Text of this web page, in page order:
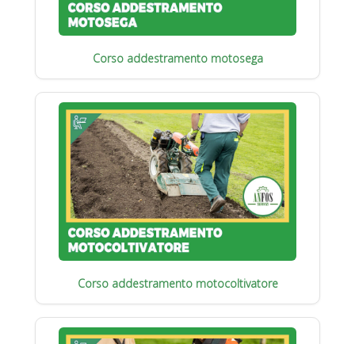
Corso addestramento motosega
Corso addestramento motocoltivatore